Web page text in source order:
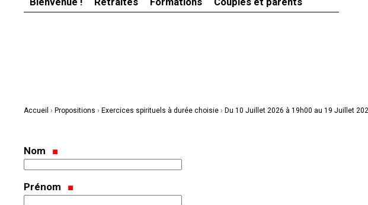
Accueil › Propositions › Exercices spirituels à durée choisie › Du 10 Juillet 2026 à 19h00 au 19 Juillet
Nom
Prénom